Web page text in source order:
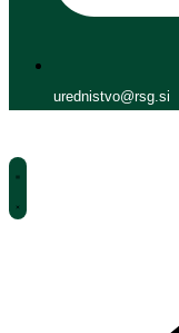
urednistvo@rsg.si